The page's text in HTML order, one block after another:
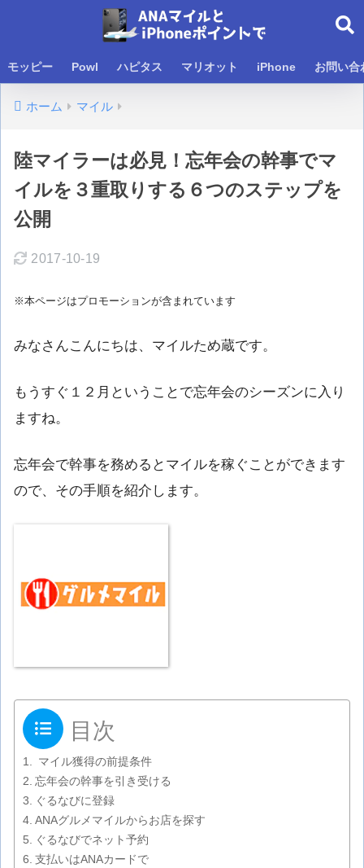
モッピー Powl ハピタス マリオット iPhone お問い合
ホーム マイル
陸マイラーは必見！忘年会の幹事でマ
イルを３重取りする６つのステップを
公開
2017-10-19
※本ページはプロモーションが含まれています
みなさんこんにちは、マイルため蔵です。
もうすぐ１２月ということで忘年会のシーズンに入り
ますね。
忘年会で幹事を務めるとマイルを稼ぐことができます
ので、その手順を紹介します。
目次
マイル獲得の前提条件
忘年会の幹事を引き受ける
ぐるなびに登録
ANAグルメマイルからお店を探す
ぐるなびでネット予約
支払いはANAカードで